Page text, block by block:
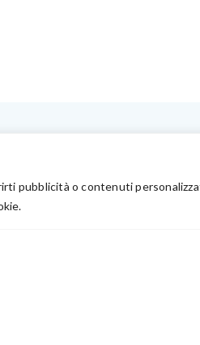
pubblicità o contenuti
Privacy
Chi Siamo